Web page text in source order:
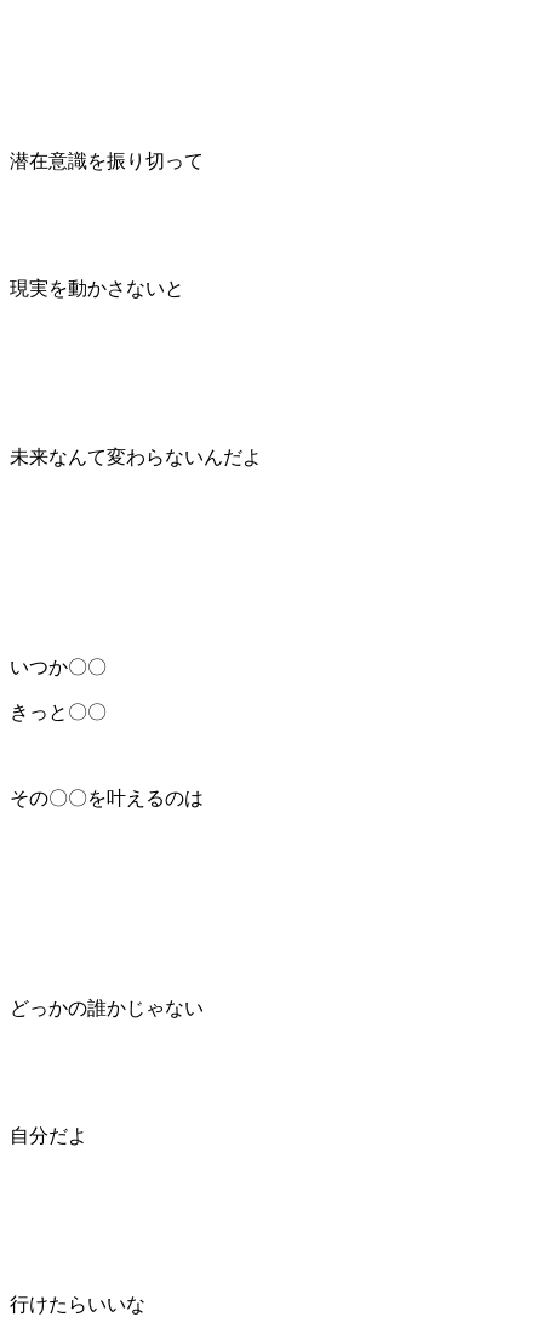
潜在意識を振り切って
現実を動かさないと
未来なんて変わらないんだよ
いつか〇〇
きっと〇〇
その〇〇を叶えるのは
どっかの誰かじゃない
自分だよ
行けたらいいな